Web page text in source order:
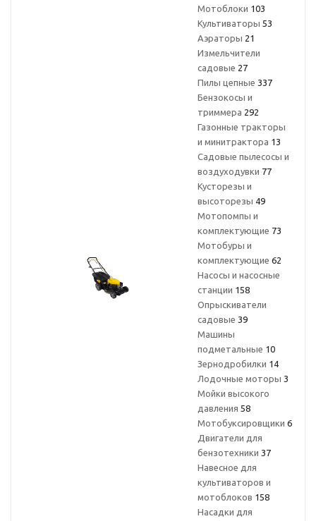
Мотоблоки 103
Культиваторы 53
Аэраторы 21
Измельчители
садовые 27
Пилы цепные 337
Бензокосы и
триммера 292
Газонные тракторы
и минитрактора 13
Садовые пылесосы и
воздуходувки 77
Кусторезы и
высоторезы 49
Мотопомпы и
комплектующие 73
Мотобуры и
комплектующие 62
Насосы и насосные
станции 158
Опрыскиватели
садовые 39
Машины
подметальные 10
Зернодробилки 14
Лодочные моторы 3
Мойки высокого
давления 58
Мотобуксировщики 6
Двигатели для
бензотехники 37
Навесное для
культиваторов и
мотоблоков 158
Насадки для